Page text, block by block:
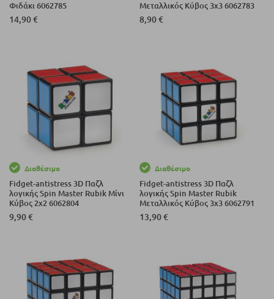
Φιδάκι 6062785
14,90 €
Μεταλλικός Κύβος 3х3 6062783
8,90 €
Διαθέσιμο
Fidget-antistress 3D Παζλ
λογικής Spin Master Rubik Μίνι
Κύβος 2х2 6062804
9,90 €
Διαθέσιμο
Fidget-antistress 3D Παζλ
λογικής Spin Master Rubik
Μεταλλικός Κύβος 3х3 6062791
13,90 €